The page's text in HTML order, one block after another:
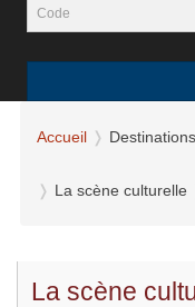
Accueil Destinations
La scène culturelle
La scène